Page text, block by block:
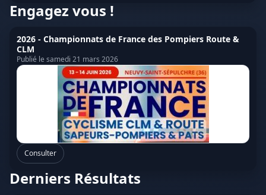
Engagez vous !
2026 - Championnats de France des Pompiers Route &
CLM
Publié le samedi 21 mars 2026
Consulter
Derniers Résultats